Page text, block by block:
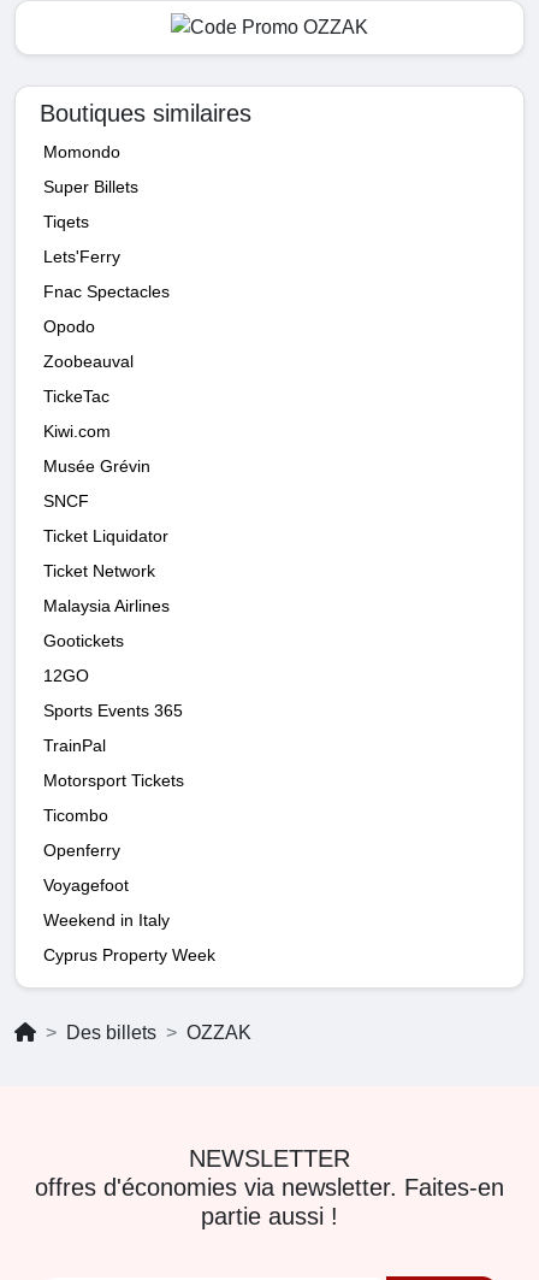
Boutiques similaires
Momondo
Super Billets
Tiqets
Lets'Ferry
Fnac Spectacles
Opodo
Zoobeauval
TickeTac
Kiwi.com
Musée Grévin
SNCF
Ticket Liquidator
Ticket Network
Malaysia Airlines
Gootickets
12GO
Sports Events 365
TrainPal
Motorsport Tickets
Ticombo
Openferry
Voyagefoot
Weekend in Italy
Cyprus Property Week
Des billets OZZAK
NEWSLETTER
offres d'économies via newsletter. Faites-en
partie aussi !